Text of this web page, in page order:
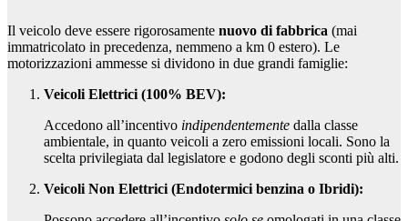
Il veicolo deve essere rigorosamente nuovo di fabbrica (mai
immatricolato in precedenza, nemmeno a km 0 estero). Le
motorizzazioni ammesse si dividono in due grandi famiglie:
Veicoli Elettrici (100% BEV):
Accedono all’incentivo indipendentemente dalla classe
ambientale, in quanto veicoli a zero emissioni locali. Sono la
scelta privilegiata dal legislatore e godono degli sconti più alti.
Veicoli Non Elettrici (Endotermici benzina o Ibridi):